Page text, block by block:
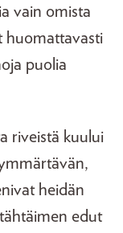
vain omista
huomattavasti
puolia
riveistä kuului
heidän
edut